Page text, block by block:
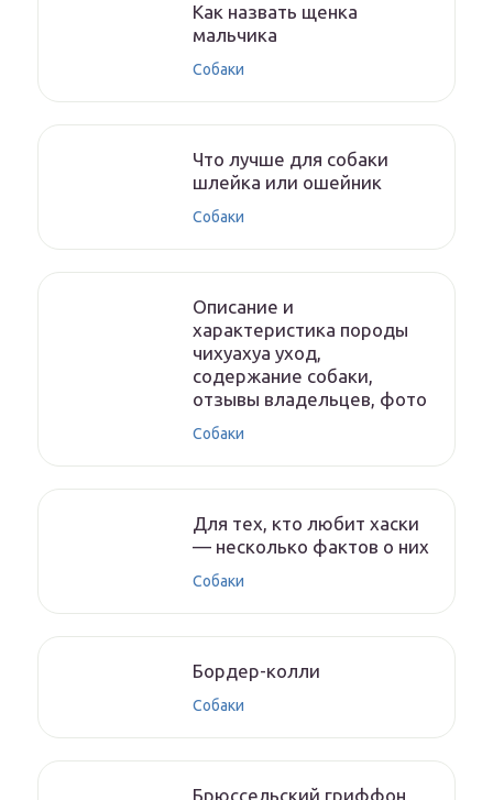
Как назвать щенка
мальчика
Собаки
Что лучше для собаки
шлейка или ошейник
Собаки
Описание и
характеристика породы
чихуахуа уход,
содержание собаки,
отзывы владельцев, фото
Собаки
Для тех, кто любит хаски
— несколько фактов о них
Собаки
Бордер-колли
Собаки
Брюссельский гриффон